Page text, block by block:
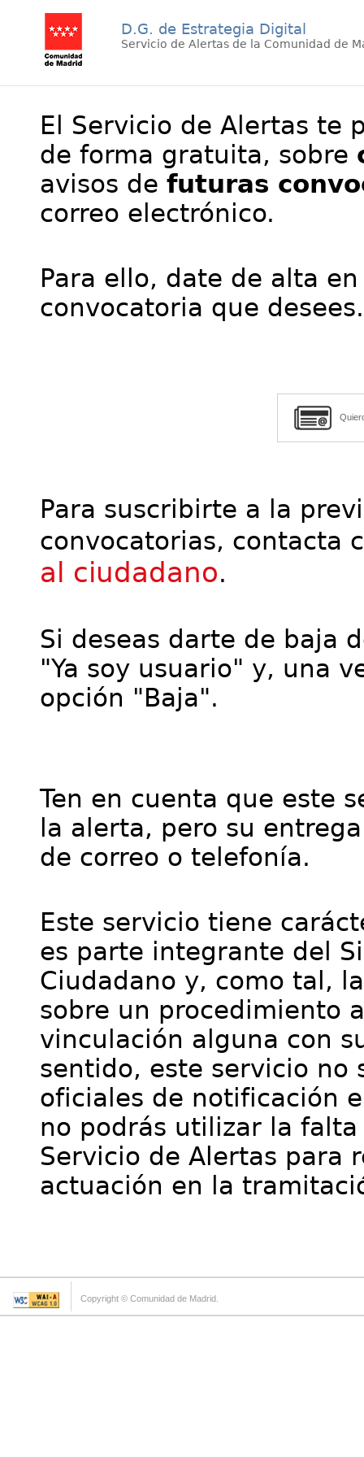
D.G. de Estrategia Digital
Servicio de Alertas de la Comunidad de
El Servicio de Alertas te
de forma gratuita, sobre
avisos de futuras
correo electrónico.
Para ello, date de alta
convocatoria que desees.
Para suscribirte a la
convocatorias, contacta
al ciudadano.
Si deseas darte de baja
"Ya soy usuario" y, una
opción "Baja".
Ten en cuenta que este
la alerta, pero su
de correo o telefonía.
Este servicio tiene
es parte integrante del
Ciudadano y, como tal,
sobre un procedimiento
vinculación alguna con
sentido, este servicio no
oficiales de notificación
no podrás utilizar la
Servicio de Alertas para
actuación en la
Copyright © Comunidad de Madrid.